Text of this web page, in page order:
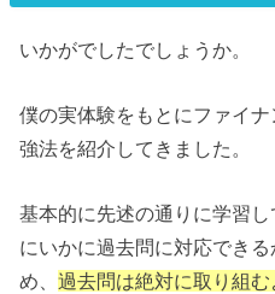
いかがでしたでしょうか。
僕の実体験をもとにファイ
強法を紹介してきました。
基本的に先述の通りに学習
にいかに過去問に対応でき
め、過去問は絶対に取り組む